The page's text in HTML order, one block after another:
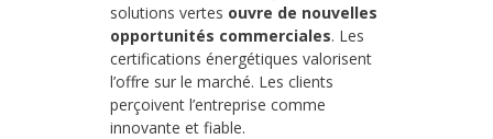
solutions vertes ouvre de nouvelles
opportunités commerciales. Les
certifications énergétiques valorisent
l’offre sur le marché. Les clients
perçoivent l’entreprise comme
innovante et fiable.